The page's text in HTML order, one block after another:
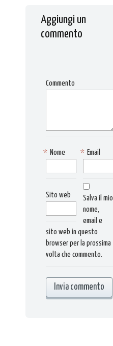
Aggiungi un
commento
Commento
Nome
* Email
*
Sito web
Salva il mio
nome,
email e
sito web in questo
browser per la prossima
volta che commento.